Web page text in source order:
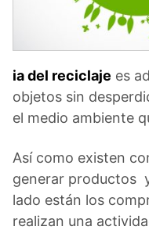
ia del reciclaje es
objetos sin
el medio ambiente
Así como existen
generar productos
lado están los
realizan una